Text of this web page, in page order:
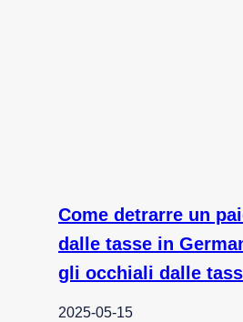
Come detrarre un
dalle tasse in
gli occhiali dalle
2025-05-15